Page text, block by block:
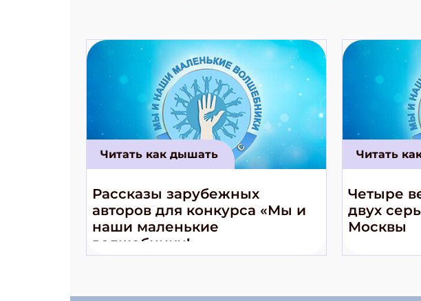
Читать как дышать
Рассказы зарубежных
авторов для конкурса «Мы и
наши маленькие
волшебники!»
Читать
Четыре
двух
Москвы